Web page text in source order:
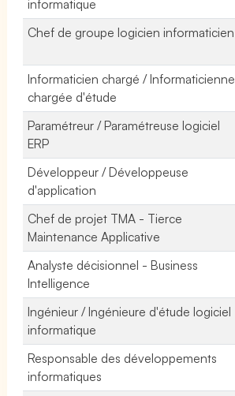
informatique
Chef de groupe logicien informaticien
Informaticien chargé / Informaticienne
chargée d'étude
Paramétreur / Paramétreuse logiciel
ERP
Développeur / Développeuse
d'application
Chef de projet TMA - Tierce
Maintenance Applicative
Analyste décisionnel - Business
Intelligence
Ingénieur / Ingénieure d'étude logiciel
informatique
Responsable des développements
informatiques